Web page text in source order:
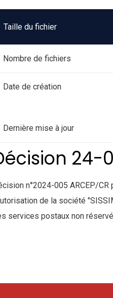
Taille du fichier
Nombre de fichiers
Date de création
Dernière mise à jour
24-
n°2024-005 ARCEP/
de la société
services postaux non